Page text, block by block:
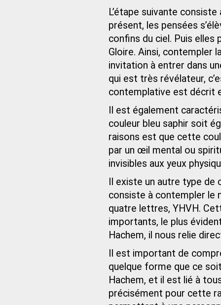
L’étape suivante
présent, les pensées
confins du ciel. Puis elles
Gloire. Ainsi, contempler
invitation à entrer dans
qui est très révélateur,
contemplative est décrit
Il est également
couleur bleu saphir soit
raisons est que cette
par un œil mental ou
invisibles aux yeux
Il existe un autre type
consiste à contempler le
quatre lettres, YHVH.
importants, le plus
Hachem, il nous relie
Il est important de
quelque forme que ce
Hachem, et il est lié à
précisément pour cette